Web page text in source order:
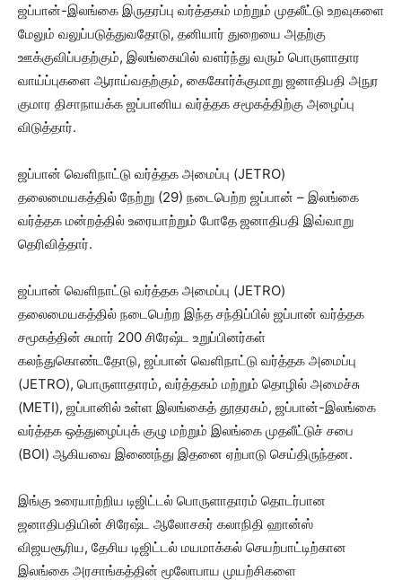
ஜப்பான்-இலங்கை இருதரப்பு வர்த்தகம் மற்றும் முதலீட்டு உறவுகளை
மேலும் வலுப்படுத்துவதோடு, தனியார் துறையை அதற்கு
ஊக்குவிப்பதற்கும், இலங்கையில் வளர்ந்து வரும் பொருளாதார
வாய்ப்புகளை ஆராய்வதற்கும், கைகோர்க்குமாறு ஜனாதிபதி அநுர
குமார திசாநாயக்க ஜப்பானிய வர்த்தக சமூகத்திற்கு அழைப்பு
விடுத்தார்.
ஜப்பான் வெளிநாட்டு வர்த்தக அமைப்பு (JETRO)
தலைமையகத்தில் நேற்று (29) நடைபெற்ற ஜப்பான் – இலங்கை
வர்த்தக மன்றத்தில் உரையாற்றும் போதே ஜனாதிபதி இவ்வாறு
தெரிவித்தார்.
ஜப்பான் வெளிநாட்டு வர்த்தக அமைப்பு (JETRO)
தலைமையகத்தில் நடைபெற்ற இந்த சந்திப்பில் ஜப்பான் வர்த்தக
சமூகத்தின் சுமார் 200 சிரேஷ்ட உறுப்பினர்கள்
கலந்துகொண்டதோடு, ஜப்பான் வெளிநாட்டு வர்த்தக அமைப்பு
(JETRO), பொருளாதாரம், வர்த்தகம் மற்றும் தொழில் அமைச்சு
(METI), ஜப்பானில் உள்ள இலங்கைத் தூதரகம், ஜப்பான்-இலங்கை
வர்த்தக ஒத்துழைப்புக் குழு மற்றும் இலங்கை முதலீட்டுச் சபை
(BOI) ஆகியவை இணைந்து இதனை ஏற்பாடு செய்திருந்தன.
இங்கு உரையாற்றிய டிஜிட்டல் பொருளாதாரம் தொடர்பான
ஜனாதிபதியின் சிரேஷ்ட ஆலோசகர் கலாநிதி ஹான்ஸ்
விஜயசூரிய, தேசிய டிஜிட்டல் மயமாக்கல் செயற்பாட்டிற்கான
இலங்கை அரசாங்கத்தின் மூலோபாய முயற்சிகளை